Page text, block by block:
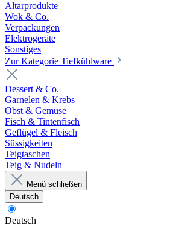
Altarprodukte
Wok & Co.
Verpackungen
Elektrogeräte
Sonstiges
Zur Kategorie Tiefkühlware
Dessert & Co.
Garnelen & Krebs
Obst & Gemüse
Fisch & Tintenfisch
Geflügel & Fleisch
Süssigkeiten
Teigtaschen
Teig & Nudeln
Menü schließen
Deutsch
Deutsch